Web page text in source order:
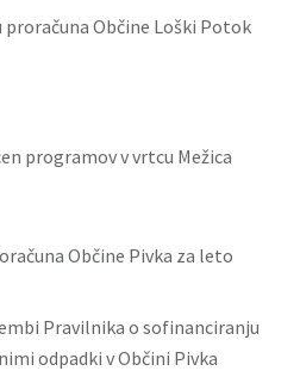
proračuna Občine Loški Potok
programov v vrtcu Mežica
Občine Pivka za leto
Pravilnika o sofinanciranju
odpadki v Občini Pivka